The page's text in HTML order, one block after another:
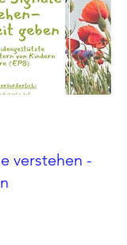
verstehen -